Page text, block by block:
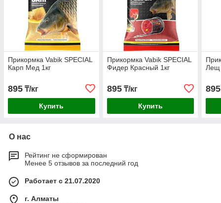
Прикормка Vabik SPECIAL
Карп Mед 1кг
895 ₸/кг
Купить
Прикормка Vabik SPECIAL
Фидер Красный 1кг
895₸/кг
Купить
Лещ
895
О нас
Рейтинг не сформирован
Менее 5 отзывов за последний год
Работает с 21.07.2020
г. Алматы